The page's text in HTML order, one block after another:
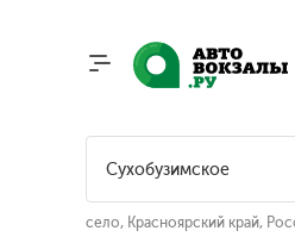
село, Красноярский край,